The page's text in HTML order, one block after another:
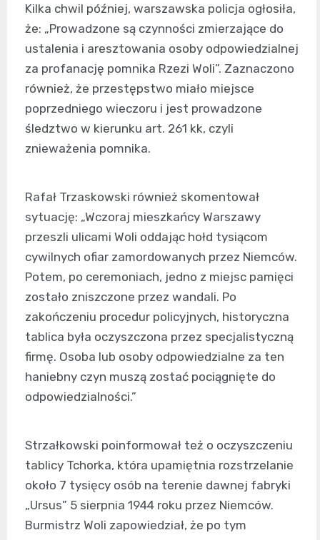
Kilka chwil później, warszawska policja ogłosiła,
że: „Prowadzone są czynności zmierzające do
ustalenia i aresztowania osoby odpowiedzialnej
za profanację pomnika Rzezi Woli”. Zaznaczono
również, że przestępstwo miało miejsce
poprzedniego wieczoru i jest prowadzone
śledztwo w kierunku art. 261 kk, czyli
znieważenia pomnika.
Rafał Trzaskowski również skomentował
sytuację: „Wczoraj mieszkańcy Warszawy
przeszli ulicami Woli oddając hołd tysiącom
cywilnych ofiar zamordowanych przez Niemców.
Potem, po ceremoniach, jedno z miejsc pamięci
zostało zniszczone przez wandali. Po
zakończeniu procedur policyjnych, historyczna
tablica była oczyszczona przez specjalistyczną
firmę. Osoba lub osoby odpowiedzialne za ten
haniebny czyn muszą zostać pociągnięte do
odpowiedzialności.”
Strzałkowski poinformował też o oczyszczeniu
tablicy Tchorka, która upamiętnia rozstrzelanie
około 7 tysięcy osób na terenie dawnej fabryki
„Ursus” 5 sierpnia 1944 roku przez Niemców.
Burmistrz Woli zapowiedział, że po tym